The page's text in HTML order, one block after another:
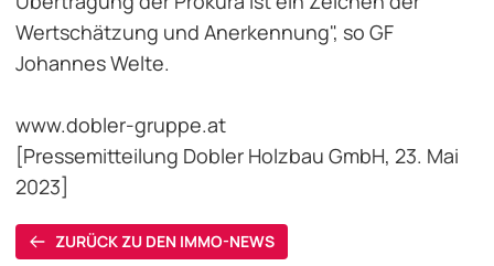
Wertschätzung und Anerkennung", so GF
Johannes Welte.
www.dobler-gruppe.at
[Pressemitteilung Dobler Holzbau GmbH, 23. Mai
2023]
ZURÜCK ZU DEN IMMO-NEWS